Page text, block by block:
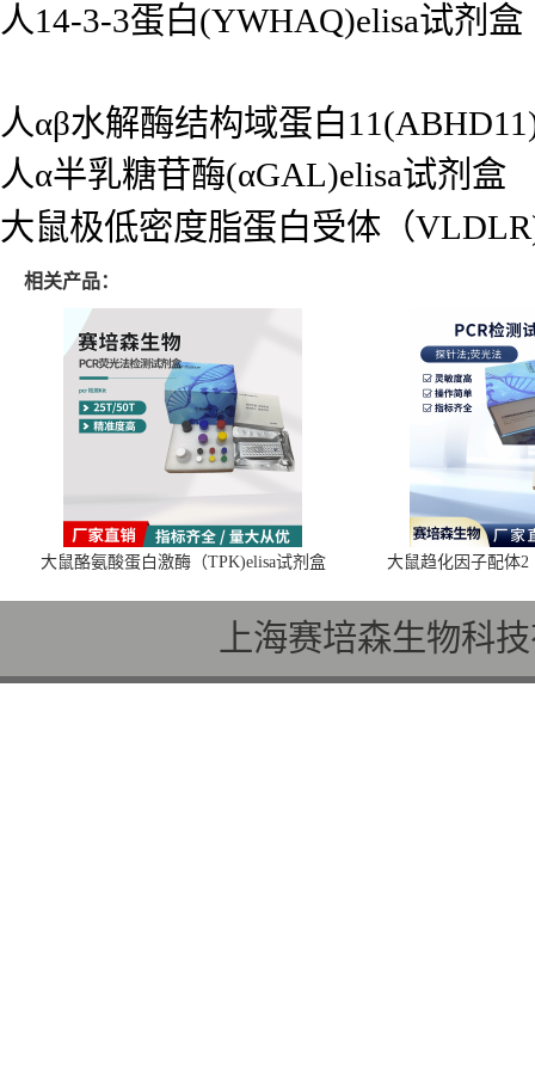
人14-3-3蛋白(YWHAQ)elisa试剂盒
人αβ水解酶结构域蛋白
人α半乳糖苷酶(αGAL)elisa试剂盒
大鼠极低密度脂蛋白受体（
相关产品：
大鼠酪氨酸蛋白激酶（TPK)elisa试剂盒 大鼠趋化因子配体2
上海赛培森生物科